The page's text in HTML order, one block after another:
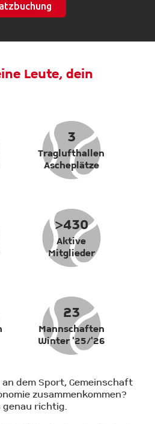
Leute, dein
3
Traglufthallen
Ascheplätze
>430
Aktive
Mitglieder
23
Mannschaften
Winter '25/'26
dem Sport, Gemeinschaft
zusammenkommen?
genau richtig.